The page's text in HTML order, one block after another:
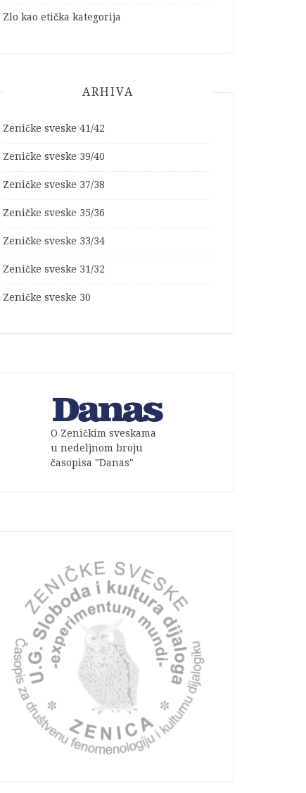
Zlo kao etička kategorija
ARHIVA
Zeničke sveske 41/42
Zeničke sveske 39/40
Zeničke sveske 37/38
Zeničke sveske 35/36
Zeničke sveske 33/34
Zeničke sveske 31/32
Zeničke sveske 30
O Zeničkim sveskama
u nedeljnom broju
časopisa "Danas"